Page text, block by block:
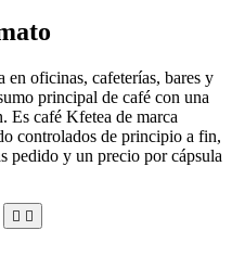
en oficinas, cafeterías, bares y
principal de café con una
Es café Kfetea de marca
controlados de principio a fin,
pedido y un precio por cápsula
 